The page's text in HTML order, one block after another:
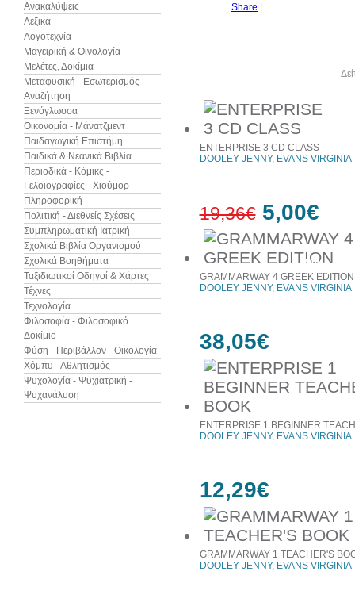
Ανακαλύψεις
Λεξικά
Λογοτεχνία
Μαγειρική & Οινολογία
Μελέτες, Δοκίμια
Μεταφυσική - Εσωτερισμός -
Αναζήτηση
Ξενόγλωσσα
Οικονομία - Μάνατζμεντ
Παιδαγωγική Επιστήμη
Παιδικά & Νεανικά Βιβλία
Περιοδικά - Κόμικς -
Γελοιογραφίες - Χιούμορ
Πληροφορική
Πολιτική - Διεθνείς Σχέσεις
Συμπληρωματική Ιατρική
Σχολικά Βιβλία Οργανισμού
Σχολικά Βοηθήματα
Ταξιδιωτικοί Οδηγοί & Χάρτες
Τέχνες
Τεχνολογία
Φιλοσοφία - Φιλοσοφικό
Δοκίμιο
Φύση - Περιβάλλον - Οικολογία
Χόμπυ - Αθλητισμός
Ψυχολογία - Ψυχιατρική -
Ψυχανάλυση
Share
74%
έκπτωση
ENTERPRISE 3 CD CLASS
DOOLEY JENNY, EVANS VIRGINIA
19,36€ 5,00€
GRAMMARWAY 4 GREEK EDITION
DOOLEY JENNY, EVANS VIRGINIA
38,05€
ENTERPRISE 1 BEGINNER
DOOLEY JENNY, EVANS VIRGINIA
12,29€
GRAMMARWAY 1 TEACHER'S
DOOLEY JENNY, EVANS VIRGINIA